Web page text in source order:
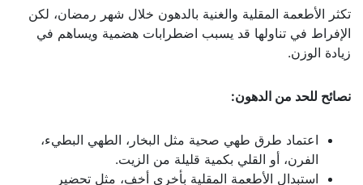
تكثر الأطعمة المقلية والغنية بالدهون خلال شهر رمضان، لكن
الإفراط في تناولها قد يسبب اضطرابات هضمية ويساهم في
زيادة الوزن.
نصائح للحد من الدهون:
اعتماد طرق طهي صحية مثل البخار، الطهي البطيء،
الفرن، أو القلي بكمية قليلة من الزيت.
استبدال الأطعمة المقلية بأخرى أخف، مثل تحضير